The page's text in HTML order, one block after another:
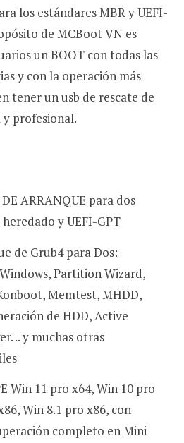
los estándares MBR y UEFI-
de MCBoot VN es
un BOOT con todas las
y con la operación más
tener un usb de rescate de
profesional.
ARRANQUE para dos
y UEFI-GPT
de Grub4 para Dos:
Partition Wizard,
Memtest, MHDD,
de HDD, Active
.. y muchas otras
Win 11 pro x64, Win 10 pro
Win 8.1 pro x86, con
completo en Mini